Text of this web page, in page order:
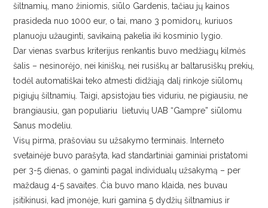
šiltnamių, mano žiniomis, siūlo Gardenis, tačiau jų kainos
prasideda nuo 1000 eur, o tai, mano 3 pomidorų, kuriuos
planuoju užauginti, savikainą pakelia iki kosminio lygio.
Dar vienas svarbus kriterijus renkantis buvo medžiagų kilmės
šalis – nesinorėjo, nei kiniškų, nei rusiškų ar baltarusiškų prekių,
todėl automatiškai teko atmesti didžiąją dalį rinkoje siūlomų
pigiųjų šiltnamių. Taigi, apsistojau ties viduriu, ne pigiausiu, ne
brangiausiu, gan populiariu lietuvių UAB “Gampre” siūlomu
Sanus modeliu.
Visų pirma, prašoviau su užsakymo terminais. Interneto
svetainėje buvo parašyta, kad standartiniai gaminiai pristatomi
per 3-5 dienas, o gaminti pagal individualų užsakymą – per
maždaug 4-5 savaites. Čia buvo mano klaida, nes buvau
įsitikinusi, kad įmonėje, kuri gamina 5 dydžių šiltnamius ir